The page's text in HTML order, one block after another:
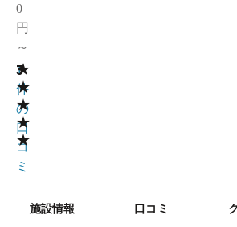
0
円
～
★
★
★
★
★
3
1
件
の
口
コ
ミ
施設情報 口コミ